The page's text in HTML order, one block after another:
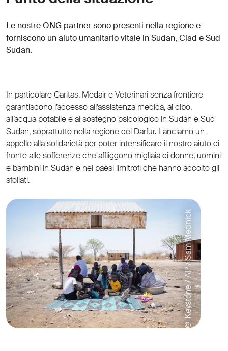
Le nostre ONG partner sono presenti nella regione e
forniscono un aiuto umanitario vitale in Sudan, Ciad e Sud
Sudan.
@ Keystone / AP / Sam Mednick
In particolare Caritas, Medair e Veterinari senza frontiere
garantiscono l’accesso all’assistenza medica, al cibo,
all’acqua potabile e al sostegno psicologico in Sudan e Sud
Sudan, soprattutto nella regione del Darfur. Lanciamo un
appello alla solidarietà per poter intensificare il nostro aiuto di
fronte alle sofferenze che affliggono migliaia di donne, uomini
e bambini in Sudan e nei paesi limitrofi che hanno accolto gli
sfollati.